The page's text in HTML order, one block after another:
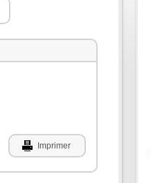
Imprimer